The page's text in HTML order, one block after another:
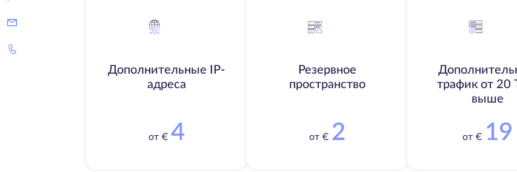
Дополнительные IP-
адреса
от € 4
Резервное
пространство
от € 2
трафик от 20
выше
от € 19